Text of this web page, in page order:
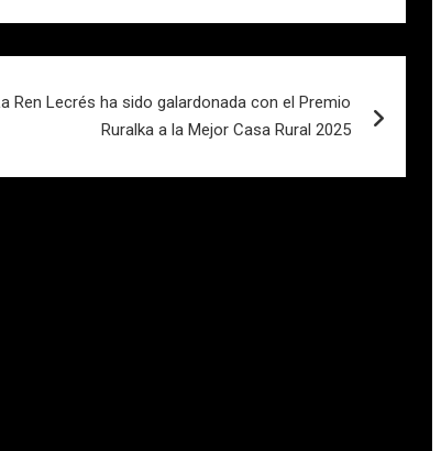
Ren Lecrés ha sido galardonada con el Premio
Ruralka a la Mejor Casa Rural 2025